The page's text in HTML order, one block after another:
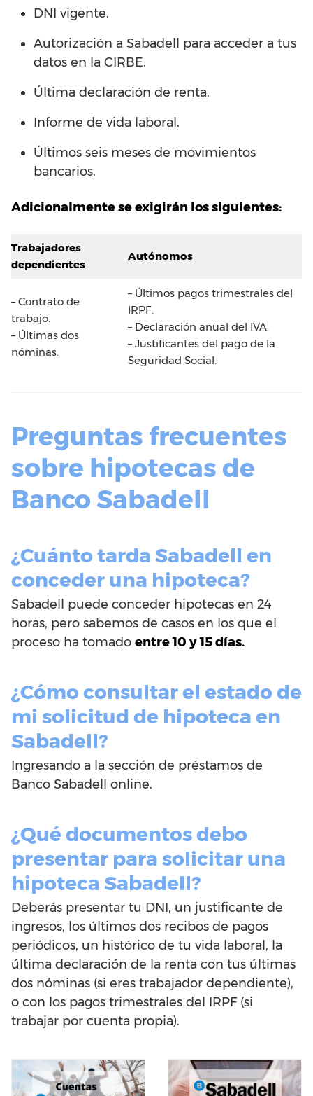
DNI vigente.
Autorización a Sabadell para acceder a tus
datos en la CIRBE.
Última declaración de renta.
Informe de vida laboral.
Últimos seis meses de movimientos
bancarios.
Adicionalmente se exigirán los siguientes:
Trabajadores
dependientes
Autónomos
– Contrato de
trabajo.
– Últimas dos
nóminas.
– Últimos pagos trimestrales del
IRPF.
– Declaración anual del IVA.
– Justificantes del pago de la
Seguridad Social.
Preguntas frecuentes
sobre hipotecas de
Banco Sabadell
¿Cuánto tarda Sabadell en
conceder una hipoteca?
Sabadell puede conceder hipotecas en 24
horas, pero sabemos de casos en los que el
proceso ha tomado entre 10 y 15 días.
¿Cómo consultar el estado de
mi solicitud de hipoteca en
Sabadell?
Ingresando a la sección de préstamos de
Banco Sabadell online.
¿Qué documentos debo
presentar para solicitar una
hipoteca Sabadell?
Deberás presentar tu DNI, un justificante de
ingresos, los últimos dos recibos de pagos
periódicos, un histórico de tu vida laboral, la
última declaración de la renta con tus últimas
dos nóminas (si eres trabajador dependiente),
o con los pagos trimestrales del IRPF (si
trabajar por cuenta propia).